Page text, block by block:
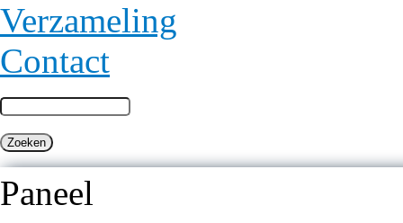
Verzameling
Contact
Paneel